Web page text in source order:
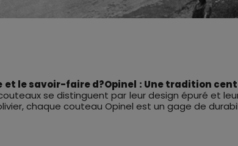
et le savoir-faire d?Opinel : Une tradition
se distinguent par leur design épuré et
chaque couteau Opinel est un gage de